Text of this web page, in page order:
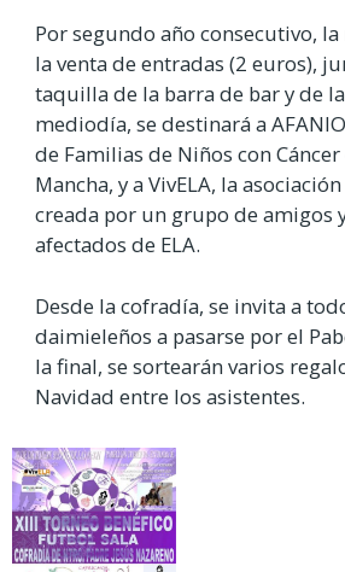
Por segundo año consecutivo,
la venta de entradas (2 euros),
taquilla de la barra de bar y de
mediodía, se destinará a
de Familias de Niños con
Mancha, y a VivELA, la
creada por un grupo de amigos
afectados de ELA.
Desde la cofradía, se invita a
daimieleños a pasarse por el
la final, se sortearán varios
Navidad entre los asistentes.